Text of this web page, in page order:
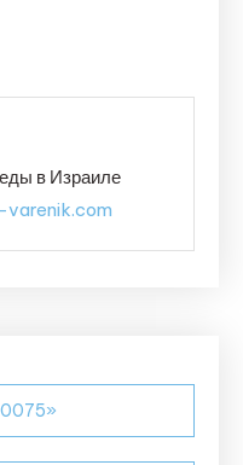
в Израиле
0075»